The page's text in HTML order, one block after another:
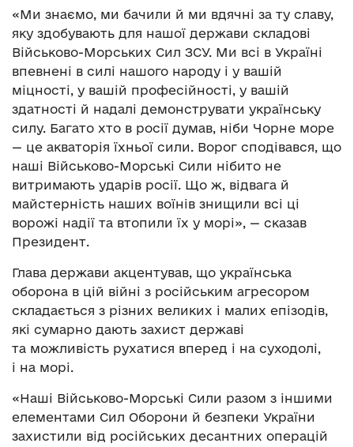
«Ми знаємо, ми бачили й ми вдячні за ту славу,
яку здобувають для нашої держави складові
Військово-Морських Сил ЗСУ. Ми всі в Україні
впевнені в силі нашого народу і у вашій
міцності, у вашій професійності, у вашій
здатності й надалі демонструвати українську
силу. Багато хто в росії думав, ніби Чорне море
— це акваторія їхньої сили. Ворог сподівався, що
наші Військово-Морські Сили нібито не
витримають ударів росії. Що ж, відвага й
майстерність наших воїнів знищили всі ці
ворожі надії та втопили їх у морі», — сказав
Президент.
Глава держави акцентував, що українська
оборона в цій війні з російським агресором
складається з різних великих і малих епізодів,
які сумарно дають захист державі
та можливість рухатися вперед і на суходолі,
і на морі.
«Наші Військово-Морські Сили разом з іншими
елементами Сил Оборони й безпеки України
захистили від російських десантних операцій